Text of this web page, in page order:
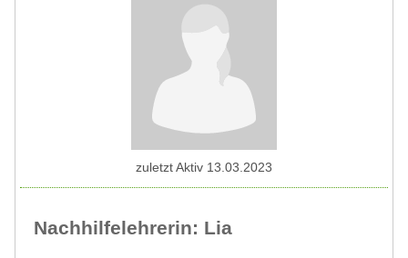
Nachhilfelehrerin: Lia
zuletzt Aktiv 13.03.2023